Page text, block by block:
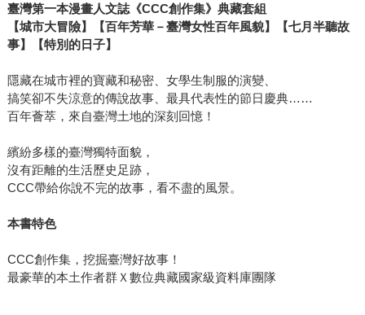
春、燦爛閃耀，融合在大溪的各個美景中，每個畫面細節都
可細細品嚐，不管是陣頭熱鬧遶境、老街木器店、中正公園
騎馬雕像，或是大漢溪邊的自然景貌，都是左萱多次親自記
錄、訪談的成果，連人物的服裝設計、建築裝飾、動植物描
繪都有作者的巧思和心意在裡頭。 今年度最青春的旅行，備
受關注的台灣原創漫畫，搭配同名音樂手遊APP上市，熱鬧
臺灣第一本漫畫人文誌《CCC創作集》典藏套組
【城市大冒險】【百年芳華－臺灣女性百年風貌】【七月半聽故
事】【特別的日子】
隱藏在城市裡的寶藏和秘密、女學生制服的演變、
搞笑卻不失涼意的傳說故事、最具代表性的節日慶典……
百年薈萃，來自臺灣土地的深刻回憶！
繽紛多樣的臺灣獨特面貌，
沒有距離的生活歷史足跡，
CCC帶給你說不完的故事，看不盡的風景。
本書特色
CCC創作集，挖掘臺灣好故事！
最豪華的本土作者群Ｘ數位典藏國家級資料庫團隊